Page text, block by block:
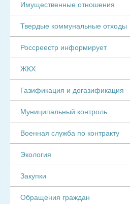
Имущественные отношения
Твердые коммунальные отходы
Россреестр информирует
ЖКХ
Газификация и догазификация
Муниципальный контроль
Военная служба по контракту
Экология
Закупки
Обращения граждан